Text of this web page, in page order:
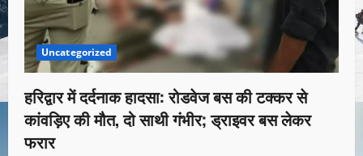
Uncategorized
हरिद्वार में दर्दनाक हादसा: रोडवेज बस की टक्कर से
कांवड़िए की मौत, दो साथी गंभीर; ड्राइवर बस लेकर
फरार